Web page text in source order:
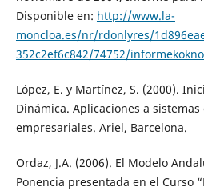
Disponible en: http://www.la-
moncloa.es/nr/rdonlyres/
352c2ef6c842/74752/
López, E. y Martínez, S. (2000).
Dinámica. Aplicaciones a sistemas
empresariales. Ariel, Barcelona.
Ordaz, J.A. (2006). El Modelo
Ponencia presentada en el Curso